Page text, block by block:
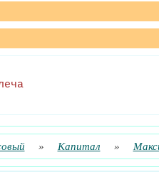
» Капитал »